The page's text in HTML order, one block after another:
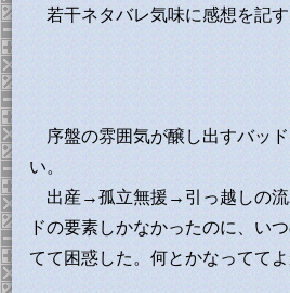
若干ネタバレ気味に感想を記す
序盤の雰囲気が醸し出すバッ
い。
出産→孤立無援→引っ越しの流
ドの要素しかなかったのに、い
てて困惑した。何とかなっててよ